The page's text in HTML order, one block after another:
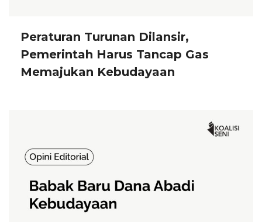
Peraturan Turunan Dilansir,
Pemerintah Harus Tancap Gas
Memajukan Kebudayaan